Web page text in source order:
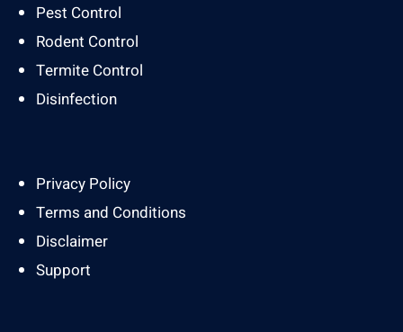
Pest Control
Rodent Control
Termite Control
Disinfection
Privacy Policy
Terms and Conditions
Disclaimer
Support